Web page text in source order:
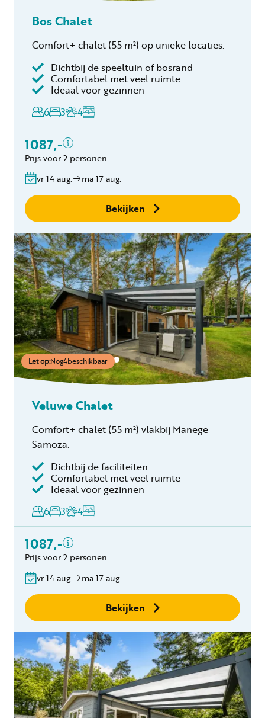
Bos Chalet
Comfort+ chalet (55 m²) op unieke locaties.
Dichtbij de speeltuin of bosrand
Comfortabel met veel ruimte
Ideaal voor gezinnen
6
3 4
1087,-
Inclusief
Toeristenbelasting
Geen boekingskosten
Prijs voor 2 personen
vr 14 aug. ma 17 aug.
Bekijken
Let op:Nog4beschikbaar
Veluwe Chalet
Comfort+ chalet (55 m²) vlakbij Manege
Samoza.
Dichtbij de faciliteiten
Comfortabel met veel ruimte
Ideaal voor gezinnen
6
3 4
1087,-
Inclusief
Toeristenbelasting
binnen 24 uur
Geen boekingskosten
Prijs voor 2 personen
vr 14 aug. ma 17 aug.
Bekijken